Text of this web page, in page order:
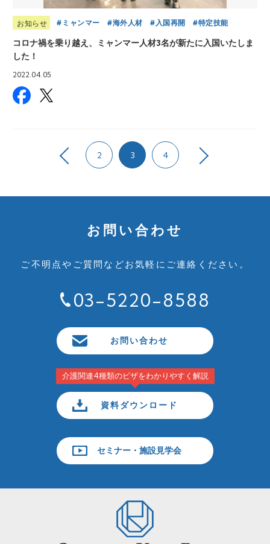
お知らせ ミャンマー 海外人材 入国再開 特定技能
コロナ禍を乗り越え、ミャンマー人材3名が新たに入国いたしま
した！
2022.04.05
2 3 4
お問い合わせ
ご不明点やご質問などお気軽にご連絡ください。
03-5220-8588
お問い合わせ
介護関連4種類のビザをわかりやすく解説
資料ダウンロード
セミナー・施設見学会